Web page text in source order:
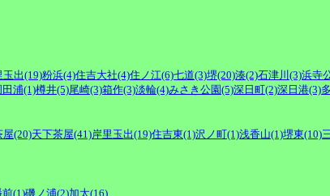
玉出(19)粉浜(4)住吉大社(4)住ノ江(6)七道(3)堺(20)湊(2)石津川(3)浜寺
田浦(1)樽井(5)尾崎(3)箱作(3)淡輪(4)みさき公園(5)深日町(2)深日港(3)
屋(20)天下茶屋(41)岸里玉出(19)住吉東(1)沢ノ町(1)浅香山(1)堺東(10)
前(1)磯ノ浦(2)加太(16)